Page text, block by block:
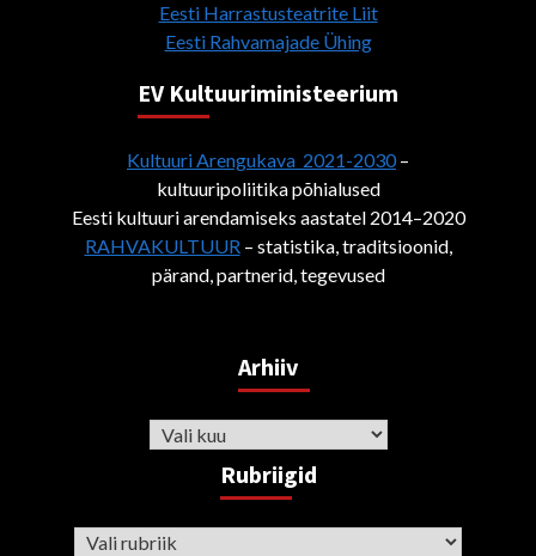
Eesti Harrastusteatrite Liit
Eesti Rahvamajade Ühing
EV Kultuuriministeerium
Kultuuri Arengukava 2021-2030–
kultuuripoliitika põhialused
Eesti kultuuri arendamiseks aastatel 2014–2020
RAHVAKULTUUR– statistika, traditsioonid,
pärand, partnerid, tegevused
Arhiiv
Arhiiv
Rubriigid
Rubriigid